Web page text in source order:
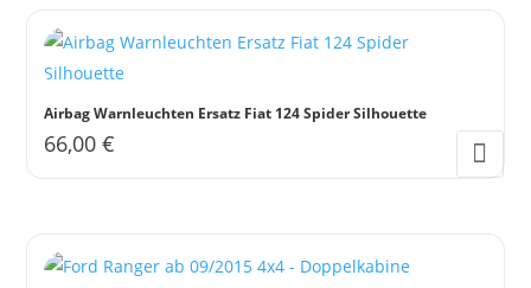
Airbag Warnleuchten Ersatz Fiat 124 Spider Silhouette
66,00€